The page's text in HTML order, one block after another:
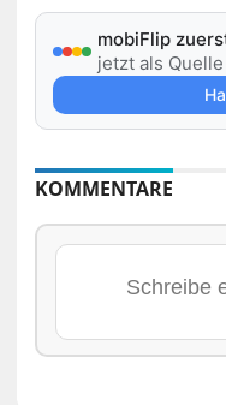
mobiFlip
jetzt als
KOMMENTARE